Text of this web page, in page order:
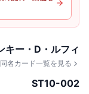
キー・D・ルフィ
同名カード一覧を見る
ST10-002